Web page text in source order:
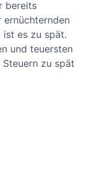
bereits
ist es zu spät.
und teuersten
Steuern zu spät